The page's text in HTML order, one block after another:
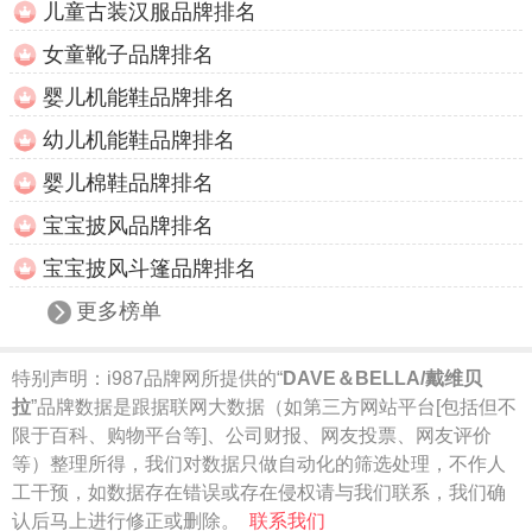
儿童古装汉服品牌排名
女童靴子品牌排名
婴儿机能鞋品牌排名
幼儿机能鞋品牌排名
婴儿棉鞋品牌排名
宝宝披风品牌排名
宝宝披风斗篷品牌排名
更多榜单
特别声明： i987品牌网所提供的“DAVE＆BELLA/戴维贝
拉”品牌数据是跟据联网大数据（如第三方网站平台[包括但不
限于百科、购物平台等]、公司财报、网友投票、网友评价
等）整理所得，我们对数据只做自动化的筛选处理，不作人
工干预，如数据存在错误或存在侵权请与我们联系，我们确
认后马上进行修正或删除。
联系我们